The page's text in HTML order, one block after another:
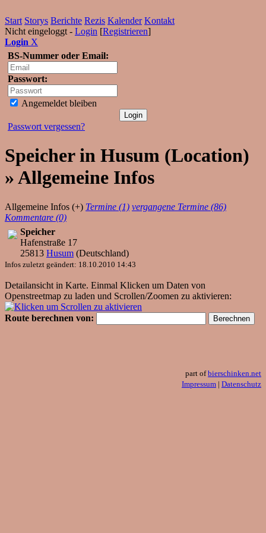
Start Storys Berichte Rezis Kalender Kontakt
Nicht eingeloggt - Login [Registrieren]
Login X
BS-Nummer oder Email:
Passwort:
Angemeldet bleiben
Passwort vergessen?
Speicher in Husum (Location)
» Allgemeine Infos
Allgemeine Infos (+) Termine (1) vergangene Termine (86)
Kommentare (0)
Speicher
Hafenstraße 17
25813 Husum (Deutschland)
Infos zuletzt geändert: 18.10.2010 14:43
Detailansicht in Karte. Einmal Klicken um Daten von
Openstreetmap zu laden und Scrollen/Zoomen zu aktivieren:
Route berechnen von:
part ofbierschinken.net
Impressum | Datenschutz